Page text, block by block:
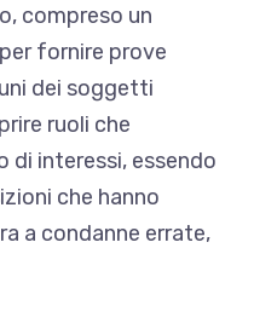
compreso un
fornire prove
dei soggetti
ruoli che
interessi, essendo
che hanno
a condanne errate,